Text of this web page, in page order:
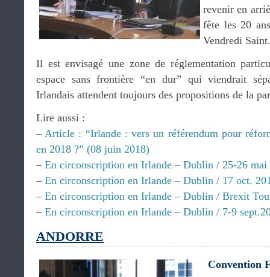
revenir en
fête les 20
Vendredi Saint.
Il est envisagé une zone de réglementation
espace sans frontière “en dur” qui viendrait
Irlandais attendent toujours des propositions de la
Lire aussi :
–Article : “Irlande : vers un référendum pour
en 2018 ?” (08 juin 2018)
– En circonscription en Irlande – Dublin / 25-26 mai
– En circonscription en Irlande – Dublin / 17 oct.
– En circonscription en Irlande – Dublin / Brexit
– En circonscription en Irlande – Dublin / 7-9
ANDORRE
Convention